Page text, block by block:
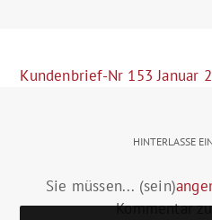
Kundenbrief-Nr 153 Januar
HINTERLASSE
Sie müssen... (sein)
Kommentar